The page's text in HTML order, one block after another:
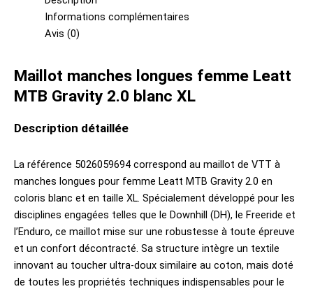
Informations complémentaires
Avis (0)
Maillot manches longues femme Leatt
MTB Gravity 2.0 blanc XL
Description détaillée
La référence 5026059694 correspond au maillot de VTT à
manches longues pour femme Leatt MTB Gravity 2.0 en
coloris blanc et en taille XL. Spécialement développé pour les
disciplines engagées telles que le Downhill (DH), le Freeride et
l’Enduro, ce maillot mise sur une robustesse à toute épreuve
et un confort décontracté. Sa structure intègre un textile
innovant au toucher ultra-doux similaire au coton, mais doté
de toutes les propriétés techniques indispensables pour le